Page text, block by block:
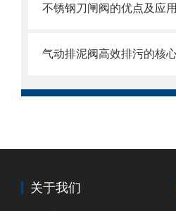
不锈钢刀闸阀的优点及应用
关于我们